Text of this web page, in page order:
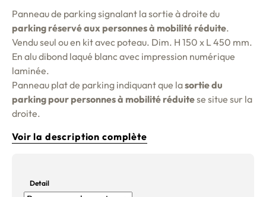
Panneau de parking signalant la sortie à droite du
parking réservé aux personnes à mobilité réduite.
Vendu seul ou en kit avec poteau. Dim. H 150 x L 450 mm.
En alu dibond laqué blanc avec impression numérique
laminée.
Panneau plat de parking indiquant que lasortie du
parking pour personnes à mobilité réduitese situe sur la
droite.
Voir la description complète
Detail